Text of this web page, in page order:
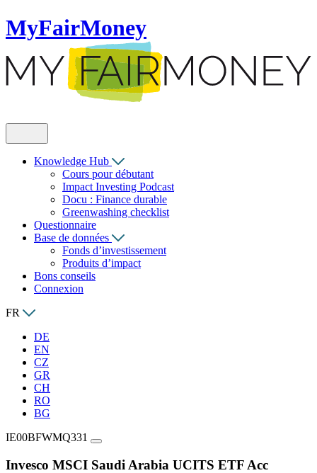
MyFairMoney
Knowledge Hub
Cours pour débutant
Impact Investing Podcast
Docu : Finance durable
Greenwashing checklist
Questionnaire
Base de données
Fonds d’investissement
Produits d’impact
Bons conseils
Connexion
FR
DE
EN
CZ
GR
CH
RO
BG
IE00BFWMQ331
Invesco MSCI Saudi Arabia UCITS ETF Acc